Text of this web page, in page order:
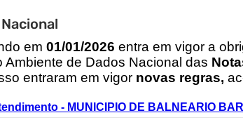
em 01/01/2026 entra em vigor a
Ambiente de Dados Nacional das
entraram em vigor novas regras,
- MUNICIPIO DE BALNEARIO